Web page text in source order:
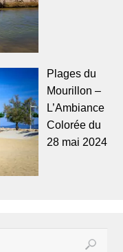
Plages du
Mourillon –
L’Ambiance
Colorée du
28 mai 2024